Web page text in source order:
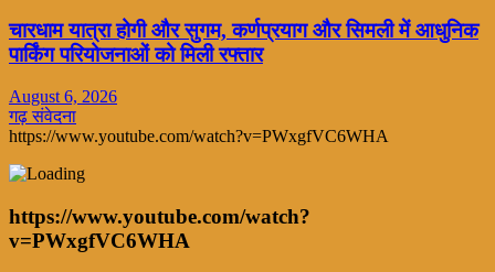
चारधाम यात्रा होगी और सुगम, कर्णप्रयाग और सिमली में आधुनिक
पार्किंग परियोजनाओं को मिली रफ्तार
August 6, 2026
गढ़ संवेदना
https://www.youtube.com/watch?v=PWxgfVC6WHA
https://www.youtube.com/watch?
v=PWxgfVC6WHA